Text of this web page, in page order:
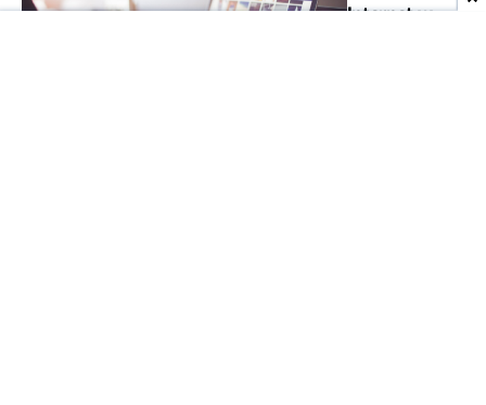
Internet w